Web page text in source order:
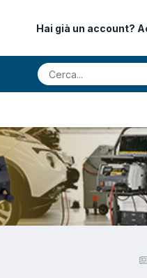
Hai già un account?